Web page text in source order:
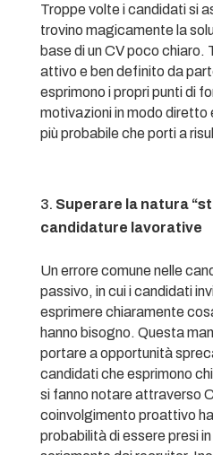
Troppe volte i candidati si
trovino magicamente la
base di un CV poco
attivo e ben definito da
esprimono i propri punti di
motivazioni in modo diretto
più probabile che porti a
Superare la natura
candidature lavorative
Un errore comune nelle
passivo, in cui i candidati
esprimere chiaramente
hanno bisogno. Questa
portare a opportunità
candidati che esprimono
si fanno notare attraverso
coinvolgimento proattivo
probabilità di essere presi